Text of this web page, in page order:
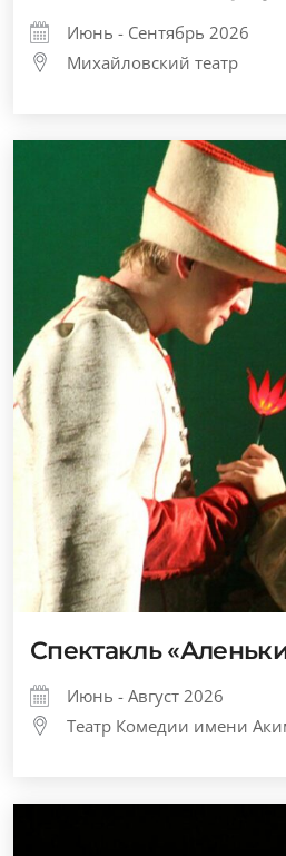
Июнь - Сентябрь 2026
Михайловский театр
Спектакль
Июнь - Август 2026
Театр Комедии имени